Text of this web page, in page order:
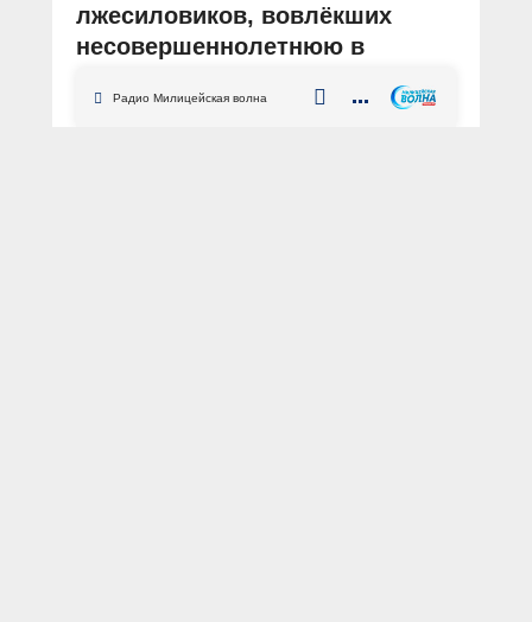
лжесиловиков, вовлёкших
несовершеннолетнюю в
мужчин
Радио Милицейская волна